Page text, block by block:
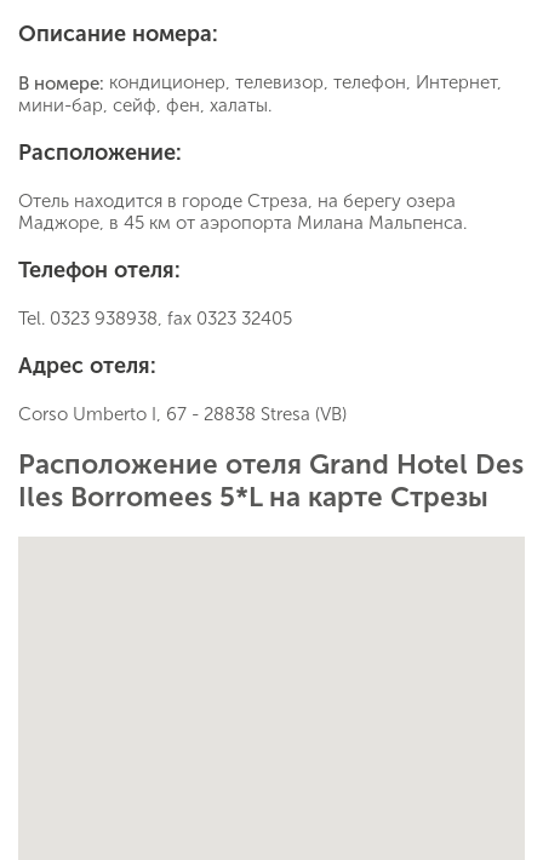
Описание номера:
В номере: кондиционер, телевизор, телефон, Интернет,
мини-бар, сейф, фен, халаты.
Расположение:
Отель находится в городе Стреза, на берегу озера
Маджоре, в 45 км от аэропорта Милана Мальпенса.
Телефон отеля:
Tel. 0323 938938, fax 0323 32405
Адрес отеля:
Corso Umberto I, 67 - 28838 Stresa (VB)
Расположение отеля Grand Hotel Des
Iles Borromees 5*L на карте Стрезы